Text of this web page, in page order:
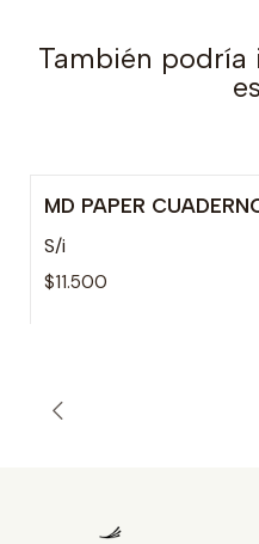
También podría
MD PAPER
S/i
$11.500